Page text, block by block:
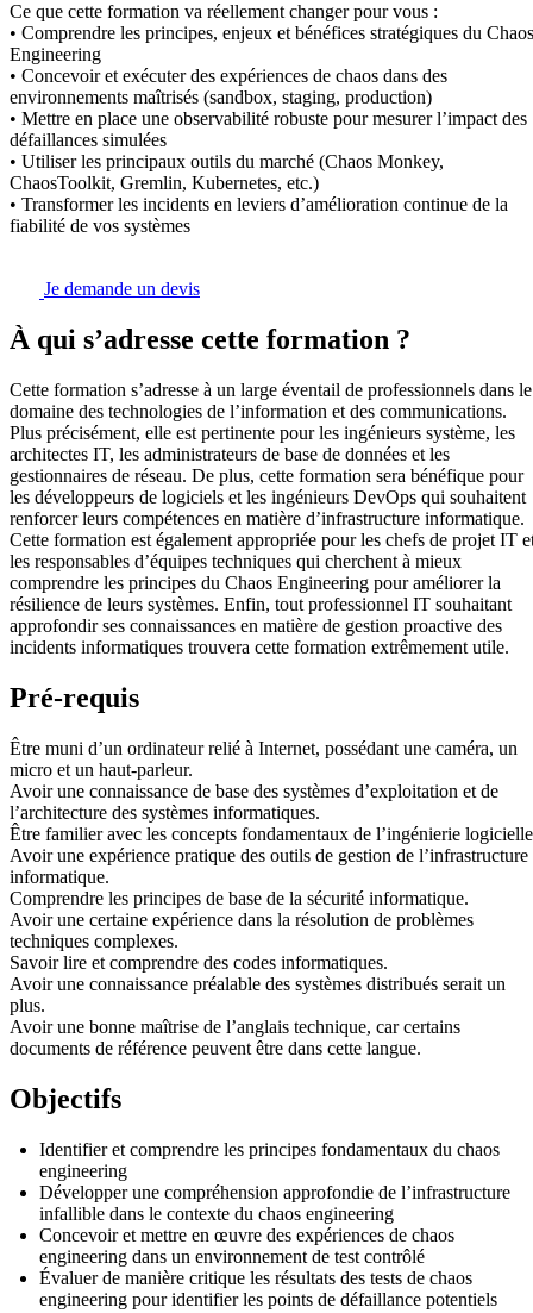
Ce que cette formation va réellement changer pour vous :
• Comprendre les principes, enjeux et bénéfices stratégiques du Chaos
Engineering
• Concevoir et exécuter des expériences de chaos dans des
environnements maîtrisés (sandbox, staging, production)
• Mettre en place une observabilité robuste pour mesurer l’impact des
défaillances simulées
• Utiliser les principaux outils du marché (Chaos Monkey,
ChaosToolkit, Gremlin, Kubernetes, etc.)
• Transformer les incidents en leviers d’amélioration continue de la
fiabilité de vos systèmes
Je demande un devis
À qui s’adresse cette formation ?
Cette formation s’adresse à un large éventail de professionnels dans le
domaine des technologies de l’information et des communications.
Plus précisément, elle est pertinente pour les ingénieurs système, les
architectes IT, les administrateurs de base de données et les
gestionnaires de réseau. De plus, cette formation sera bénéfique pour
les développeurs de logiciels et les ingénieurs DevOps qui souhaitent
renforcer leurs compétences en matière d’infrastructure informatique.
Cette formation est également appropriée pour les chefs de projet IT
les responsables d’équipes techniques qui cherchent à mieux
comprendre les principes du Chaos Engineering pour améliorer la
résilience de leurs systèmes. Enfin, tout professionnel IT souhaitant
approfondir ses connaissances en matière de gestion proactive des
incidents informatiques trouvera cette formation extrêmement utile.
Pré-requis
Être muni d’un ordinateur relié à Internet, possédant une caméra, un
micro et un haut-parleur.
Avoir une connaissance de base des systèmes d’exploitation et de
l’architecture des systèmes informatiques.
Être familier avec les concepts fondamentaux de l’ingénierie
Avoir une expérience pratique des outils de gestion de l’infrastructure
informatique.
Comprendre les principes de base de la sécurité informatique.
Avoir une certaine expérience dans la résolution de problèmes
techniques complexes.
Savoir lire et comprendre des codes informatiques.
Avoir une connaissance préalable des systèmes distribués serait un
plus.
Avoir une bonne maîtrise de l’anglais technique, car certains
documents de référence peuvent être dans cette langue.
Objectifs
Identifier et comprendre les principes fondamentaux du chaos
engineering
Développer une compréhension approfondie de l’infrastructure
infallible dans le contexte du chaos engineering
Concevoir et mettre en œuvre des expériences de chaos
engineering dans un environnement de test contrôlé
Évaluer de manière critique les résultats des tests de chaos
engineering pour identifier les points de défaillance potentiels